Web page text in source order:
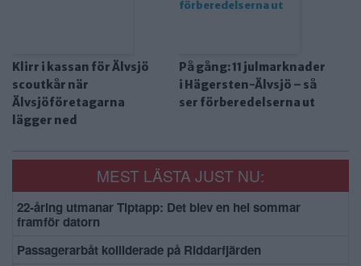
Klirr i kassan för Älvsjö
scoutkår när
Älvsjöföretagarna
lägger ned
På gång: 11 julmarknader
i Hägersten-Älvsjö – så
ser förberedelserna ut
MEST LÄSTA JUST NU:
22-åring utmanar Tiptapp: Det blev en hel sommar
framför datorn
Passagerarbåt kolliderade på Riddarfjärden